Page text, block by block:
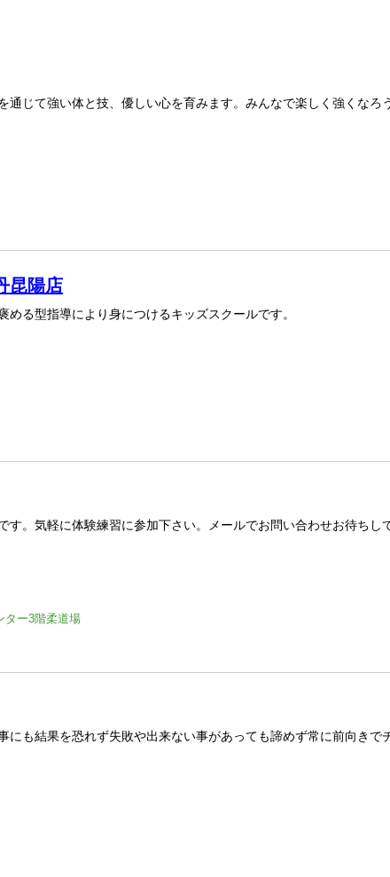
通じて強い体と技、優しい心を育みます。みんなで楽しく強くなろ
昆陽店
める型指導により身につけるキッズスクールです。
す。気軽に体験練習に参加下さい。メールでお問い合わせお待ちし
ター3階柔道場
にも結果を恐れず失敗や出来ない事があっても諦めず常に前向きで